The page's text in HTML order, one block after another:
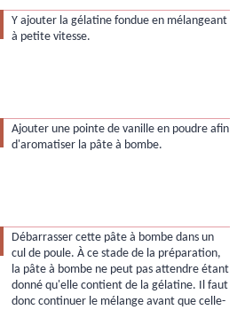
Y ajouter la gélatine fondue en mélangeant
à petite vitesse.
Ajouter une pointe de vanille en poudre afin
d'aromatiser la pâte à bombe.
Débarrasser cette pâte à bombe dans un
cul de poule. À ce stade de la préparation,
la pâte à bombe ne peut pas attendre étant
donné qu'elle contient de la gélatine. Il faut
donc continuer le mélange avant que celle-